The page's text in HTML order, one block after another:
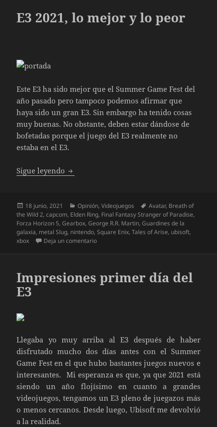
E3 2021, lo mejor y lo peor
Este E3 ha sido mejor que el Summer Game Fest del
año pasado pero tampoco podemos afirmar que
haya sido un gran E3. Sin embargo ha tenido cosas
muy buenas. No obstante, deben estar dándose de
bofetadas porque el juego del E3 realmente no
estaba en el E3.
Sigue leyendo E3 2021, lo mejor y lo peor
Publicado
el
18 junio, 2021 Categorías
Opinión,Videojuegos Etiquetas
Avatar, Breath of
the Wild 2,capcom, Elden Ring, Final Fantasy Stranger of Paradise,
Forza Horizon 5,Gearbox,George R.R. Martin,Guardines de la
galaxia, metal Slug, nintendo,Square Enix,Tales of Arise, ubisoft,
xbox
Deja un comentarioen E3 2021, lo mejor y lo peor
Impresiones primer día del
E3
Llegaba yo muy arriba al E3 después de haber
disfrutado mucho dos días antes con el Summer
Game Fest en el que hubo bastantes juegos nuevos e
interesantes. Mi esperanza es que, ya que 2021 está
siendo un año flojísimo en cuanto a grandes
videojuegos, tengamos un E3 pleno de juegazos más
o menos cercanos. Desde luego, Ubisoft me devolvió
a la realidad.